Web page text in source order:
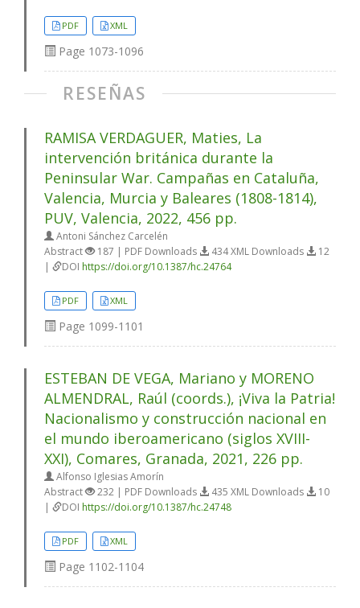
PDF XML
Page 1073-1096
RESEÑAS
RAMISA VERDAGUER, Maties, La
intervención británica durante la
Peninsular War. Campañas en Cataluña,
Valencia, Murcia y Baleares (1808-1814),
PUV, Valencia, 2022, 456 pp.
Antoni Sánchez Carcelén
Abstract
187 | PDF Downloads 434 XML Downloads
12
|
DOI https://doi.org/10.1387/hc.24764
PDF XML
Page 1099-1101
ESTEBAN DE VEGA, Mariano y MORENO
ALMENDRAL, Raúl (coords.), ¡Viva la Patria!
Nacionalismo y construcción nacional en
el mundo iberoamericano (siglos XVIII-
XXI), Comares, Granada, 2021, 226 pp.
Alfonso Iglesias Amorín
Abstract
232 | PDF Downloads 435 XML Downloads
10
|
DOI https://doi.org/10.1387/hc.24748
PDF XML
Page 1102-1104